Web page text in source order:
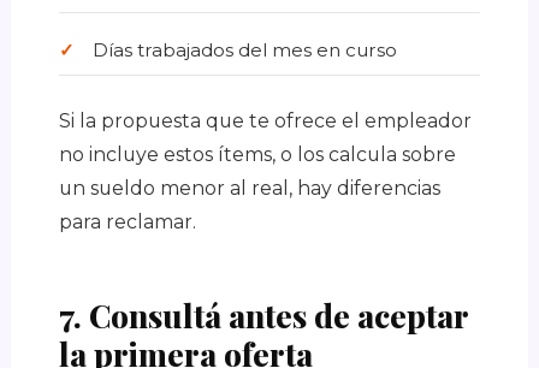
Días trabajados del mes en curso
Si la propuesta que te ofrece el empleador
no incluye estos ítems, o los calcula sobre
un sueldo menor al real, hay diferencias
para reclamar.
7. Consultá antes de aceptar
la primera oferta